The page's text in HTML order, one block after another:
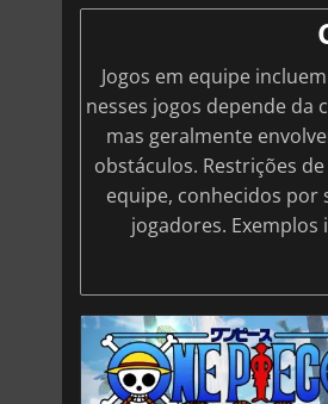
Jogos em equipe
nesses jogos depende da
mas geralmente
obstáculos. Restrições
equipe, conhecidos por
jogadores. Exemplos